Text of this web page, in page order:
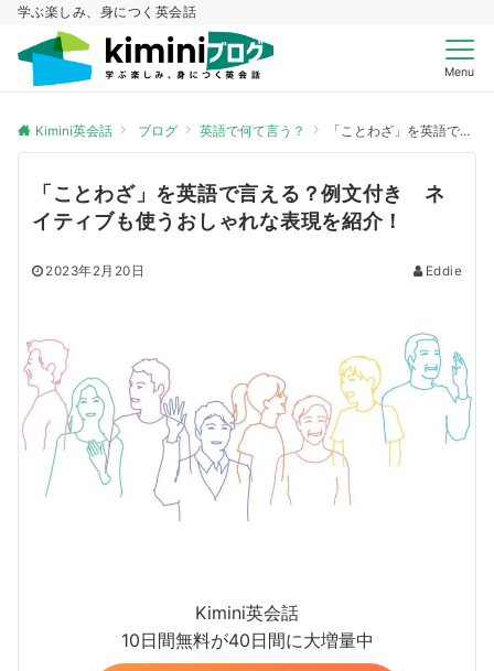
学ぶ楽しみ、身につく英会話
Menu
Kimini英会話 ブログ 英語で何て言う？ 「ことわざ」を英語で言える？例文付き ネイティブも使うおしゃれな表現を紹介！
「ことわざ」を英語で言える？例文付き ネ
イティブも使うおしゃれな表現を紹介！
2023年2月20日 Eddie
Kimini英会話
10日間無料が40日間に大増量中